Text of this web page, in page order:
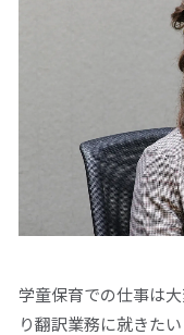
学童保育での仕事は
り翻訳業務に就きた